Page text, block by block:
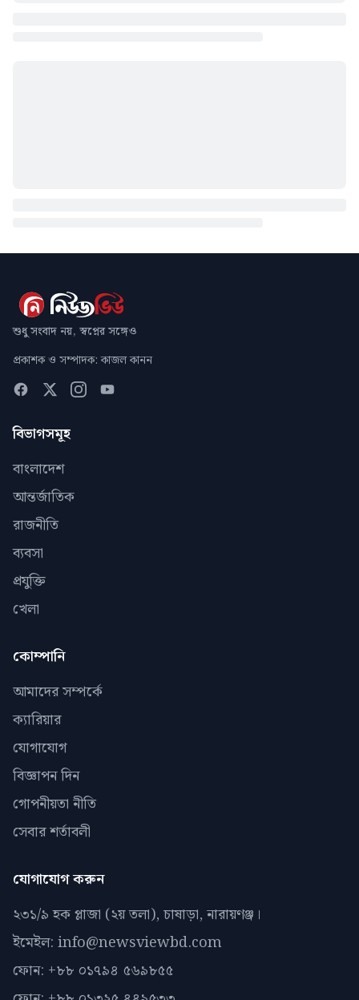
শুধু সংবাদ নয়, স্বপ্নের সঙ্গেও
প্রকাশক ও সম্পাদক: কাজল কানন
বিভাগসমূহ
বাংলাদেশ
আন্তর্জাতিক
রাজনীতি
ব্যবসা
প্রযুক্তি
খেলা
কোম্পানি
আমাদের সম্পর্কে
ক্যারিয়ার
যোগাযোগ
বিজ্ঞাপন দিন
গোপনীয়তা নীতি
সেবার শর্তাবলী
যোগাযোগ করুন
২৩১/৯ হক প্লাজা (২য় তলা), চাষাড়া, নারায়ণঞ্জ।
ইমেইল: info@newsviewbd.com
ফোন: +৮৮ ০১৭৯৪ ৫৬৯৮৫৫